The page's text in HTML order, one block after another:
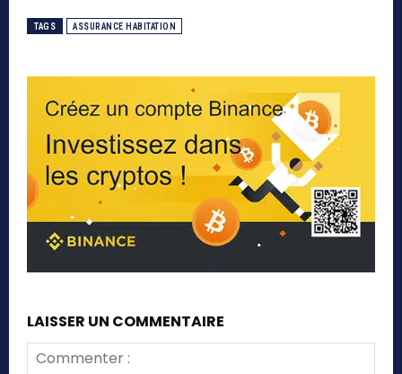
TAGS ASSURANCE HABITATION
LAISSER UN COMMENTAIRE